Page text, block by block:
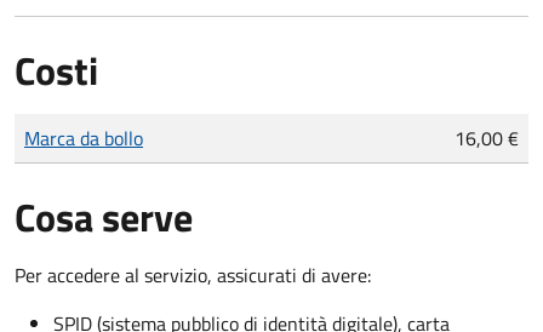
Costi
Tipo di pagamento
Importo
Marca da bollo 16,00 €
Cosa serve
Per accedere al servizio, assicurati di avere:
SPID (sistema pubblico di identità digitale), carta